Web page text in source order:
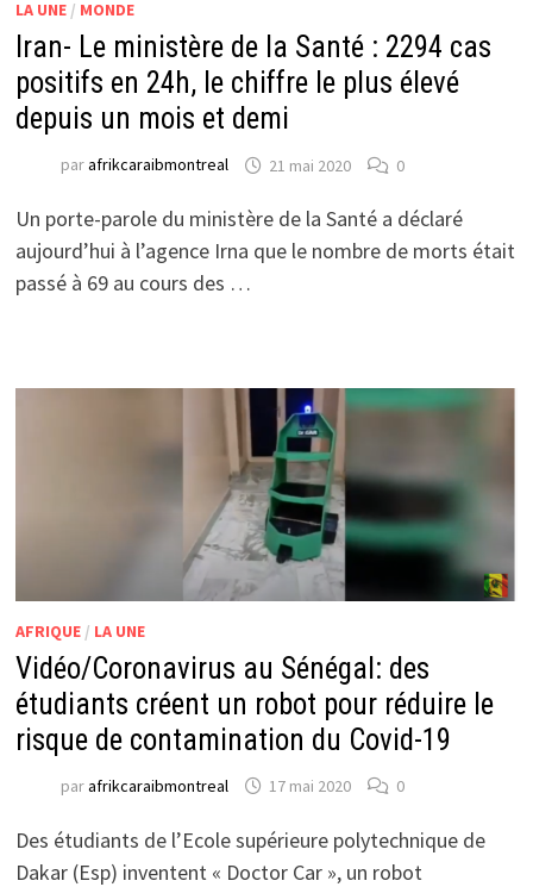
LA UNE/ MONDE
Iran- Le ministère de la Santé : 2294 cas
positifs en 24h, le chiffre le plus élevé
depuis un mois et demi
parafrikcaraibmontreal 21 mai 2020 0
Un porte-parole du ministère de la Santé a déclaré
aujourd’hui à l’agence Irna que le nombre de morts était
passé à 69 au cours des …
AFRIQUE/ LA UNE
Vidéo/Coronavirus au Sénégal: des
étudiants créent un robot pour réduire le
risque de contamination du Covid-19
parafrikcaraibmontreal 17 mai 2020 0
Des étudiants de l’Ecole supérieure polytechnique de
Dakar (Esp) inventent « Doctor Car », un robot